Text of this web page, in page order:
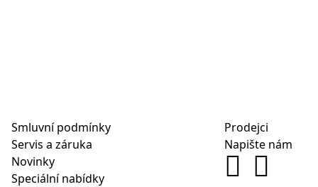
Smluvní podmínky
Servis a záruka
Novinky
Speciální nabídky
Prodejci
Napište nám